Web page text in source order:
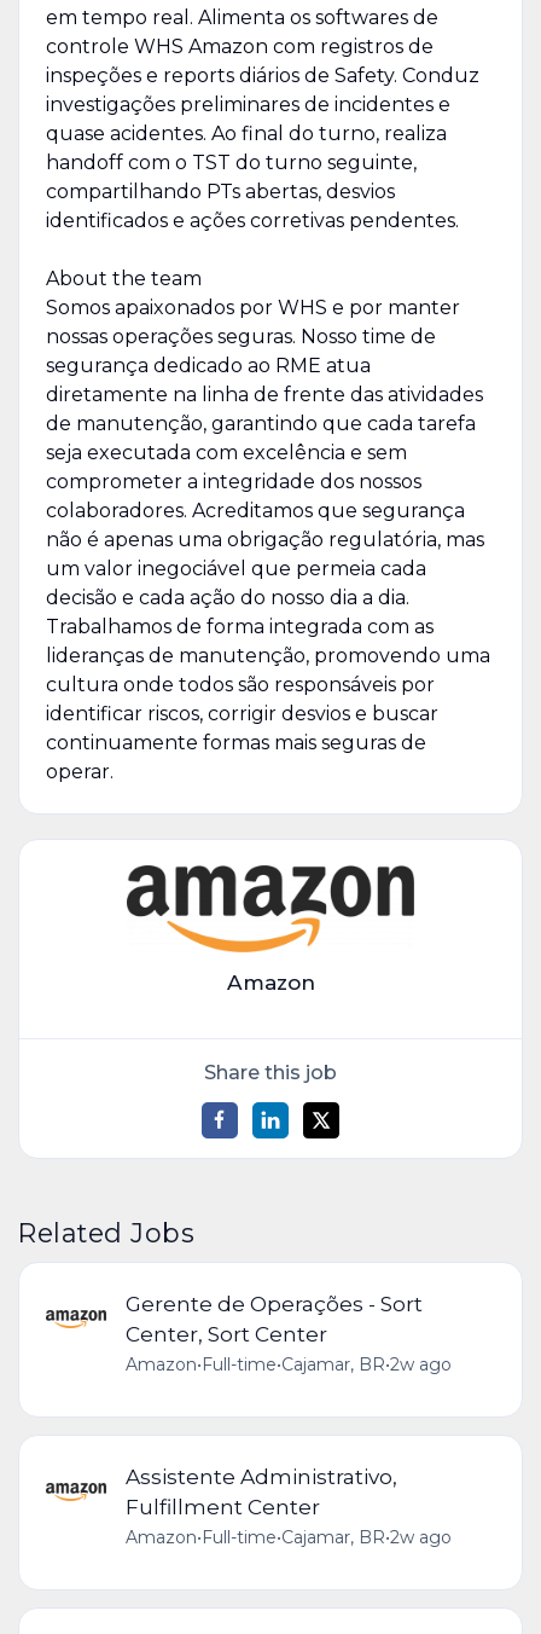
em tempo real. Alimenta os softwares de
controle WHS Amazon com registros de
inspeções e reports diários de Safety. Conduz
investigações preliminares de incidentes e
quase acidentes. Ao final do turno, realiza
handoff com o TST do turno seguinte,
compartilhando PTs abertas, desvios
identificados e ações corretivas pendentes.
About the team
Somos apaixonados por WHS e por manter
nossas operações seguras. Nosso time de
segurança dedicado ao RME atua
diretamente na linha de frente das atividades
de manutenção, garantindo que cada tarefa
seja executada com excelência e sem
comprometer a integridade dos nossos
colaboradores. Acreditamos que segurança
não é apenas uma obrigação regulatória, mas
um valor inegociável que permeia cada
decisão e cada ação do nosso dia a dia.
Trabalhamos de forma integrada com as
lideranças de manutenção, promovendo uma
cultura onde todos são responsáveis por
identificar riscos, corrigir desvios e buscar
continuamente formas mais seguras de
operar.
Amazon
Share this job
Related Jobs
Gerente de Operações - Sort
Center, Sort Center
Amazon•Full-time•Cajamar, BR•2w ago
Assistente Administrativo,
Fulfillment Center
Amazon• Full-time•Cajamar, BR•2w ago